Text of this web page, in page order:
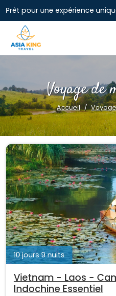
Prêt pour une expérience
Voyage de
Accueil
10 jours 9 nuits
Vietnam - Laos -
Indochine Essentiel